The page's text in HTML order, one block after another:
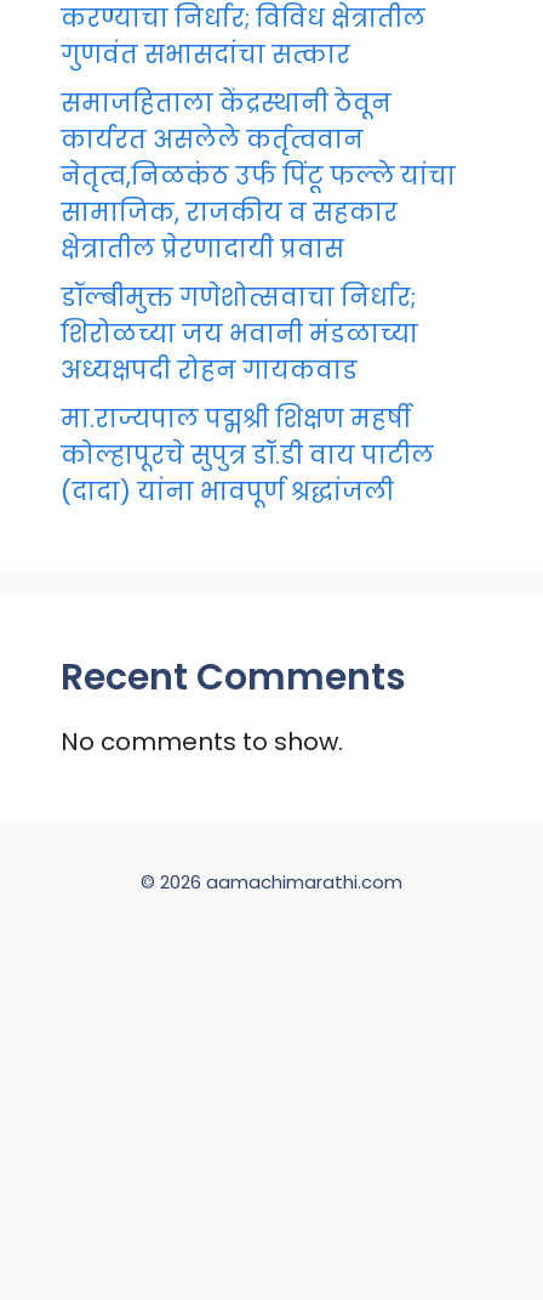
करण्याचा निर्धार; विविध क्षेत्रातील
गुणवंत सभासदांचा सत्कार
समाजहिताला केंद्रस्थानी ठेवून
कार्यरत असलेले कर्तृत्ववान
नेतृत्व,निळकंठ उर्फ पिंटू फल्ले यांचा
सामाजिक, राजकीय व सहकार
क्षेत्रातील प्रेरणादायी प्रवास
डॉल्बीमुक्त गणेशोत्सवाचा निर्धार;
शिरोळच्या जय भवानी मंडळाच्या
अध्यक्षपदी रोहन गायकवाड
मा.राज्यपाल पद्मश्री शिक्षण महर्षी
कोल्हापूरचे सुपुत्र डॉ.डी वाय पाटील
(दादा) यांना भावपूर्ण श्रद्धांजली
Recent Comments
No comments to show.
© 2026 aamachimarathi.com